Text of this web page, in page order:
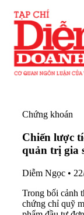
Chứng khoán
Chiến lược
quản trị gia
Diễm Ngọc •
Trong bối cảnh
chứng chỉ quỹ